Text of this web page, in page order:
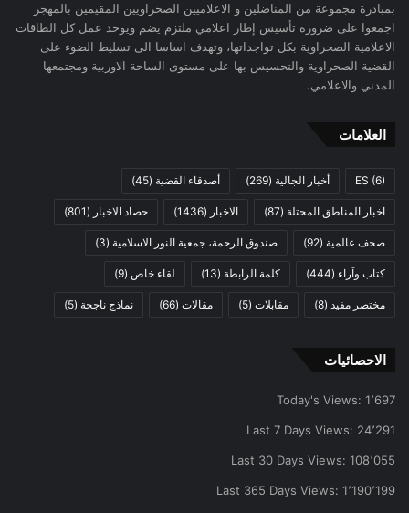
بمبادرة مجموعة من المناضلين و الاعلاميين الصحراويين المقيمين بالمهجر
اجمعوا على ضرورة تأسيس إطار اعلامي ملتزم يضم ويوحد عمل كل الطاقات
الاعلامية الصحراوية بكل تواجداتها، وتهدف اساسا الى تسليط الضوء على
القضية الصحراوية والتحسيس بها على مستوى الساحة الاوربية ومجتمعها
المدني والاعلامي.
العلامات
ES (6) أخبار الجالية (269) أصدقاء القضية (45)
اخبار المناطق المحتلة (87) الاخبار (1436) حصاد الاخبار (801)
صحف عالمية (92) صندوق الرحمة، جمعية النور الاسلامية (3)
كتاب وآراء (444) كلمة الرابطة (13) لقاء خاص (9)
مختصر مفيد (8) مقابلات (5) مقالات (66) نماذج ناجحة (5)
الاحصائيات
Today's Views: 1٬697
Last 7 Days Views: 24٬291
Last 30 Days Views: 108٬055
Last 365 Days Views: 1٬190٬199